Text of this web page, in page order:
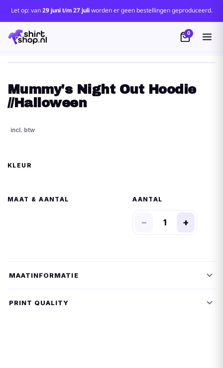
Let op: van29 juni t/m 27 juliworden er geen bestellingen geproduceerd.
0
Mummy's Night Out Hoodie
//Halloween
MAAT
− +
MAATINFORMATIE
PRINT QUALITY